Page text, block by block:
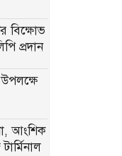
বিক্ষোভ
প্রদান
উপলক্ষে
আংশিক